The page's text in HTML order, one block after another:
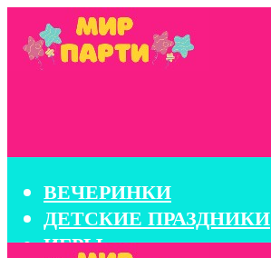
ВЕЧЕРИНКИ
ДЕТСКИЕ ПРАЗДНИКИ
ИГРЫ